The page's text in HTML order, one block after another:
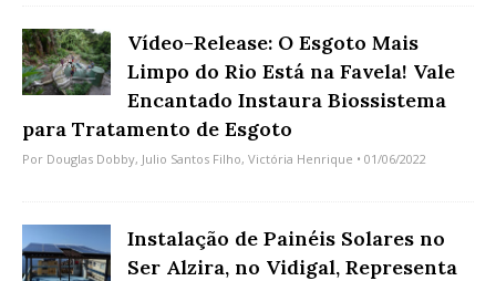
Vídeo-Release: O Esgoto Mais
Limpo do Rio Está na Favela! Vale
Encantado Instaura Biossistema
para Tratamento de Esgoto
Por Douglas Dobby, Julio Santos Filho, Victória Henrique • 01/06/2022
Instalação de Painéis Solares no
Ser Alzira, no Vidigal, Representa